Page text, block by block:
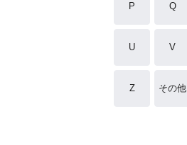
P Q
U V
Z その他